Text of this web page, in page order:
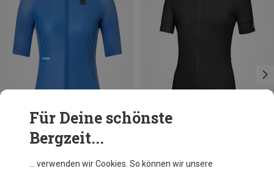
Du sparst 33%
Für Deine schönste
Bergzeit...
… verwenden wir Cookies. So können wir unsere